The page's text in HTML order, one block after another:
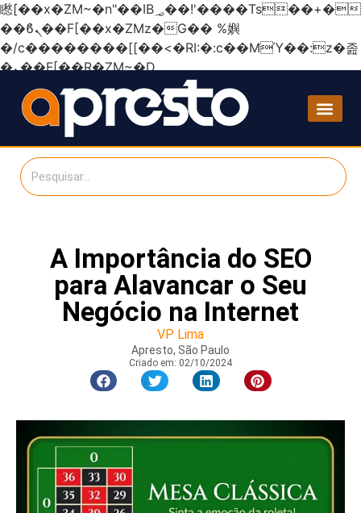
矁[��x�ZM~�n"��IB؃��!'����Тѕ��+��(m��IK�ʭ�/|
��ϐܢ��F[��x�ZMz�G�� %嬩
�/c��������[[��<�RI:�:c��MΎ��:z�졾
�ܢ��F[��R�ZM~�D
A Importância do SEO
para Alavancar o Seu
Negócio na Internet
VP Lima
Apresto, São Paulo
Criado em: 02/10/2024